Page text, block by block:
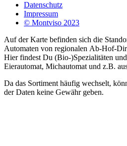
Datenschutz
Impressum
© Montviso 2023
Auf der Karte befinden sich die
Automaten von regionalen Ab-Hof-
Hier findest Du (Bio-)Spezialitäten
Eierautomat, Michautomat und z.B.
Da das Sortiment häufig wechselt,
der Daten keine Gewähr geben.